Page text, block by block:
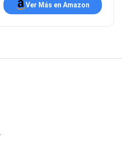
Ver Más en Amazon